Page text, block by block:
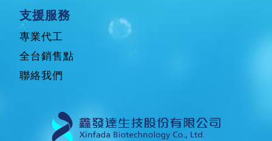
支援服務
專業代工
全台銷售點
聯絡我們